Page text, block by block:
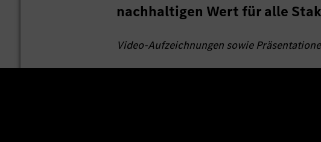
nachhaltigen Wert für alle
Video-Aufzeichnungen sowie